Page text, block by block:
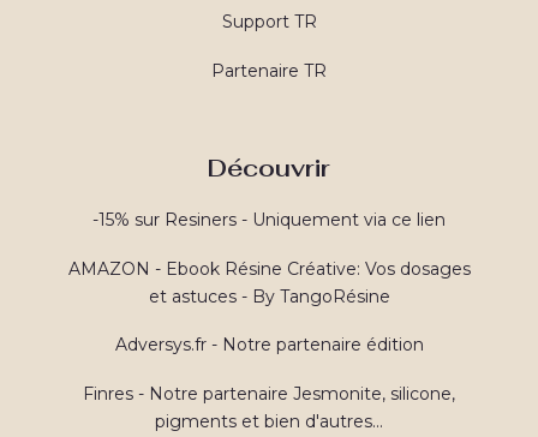
Support TR
Partenaire TR
Découvrir
-15% sur Resiners - Uniquement via ce lien
AMAZON - Ebook Résine Créative: Vos dosages
et astuces - By TangoRésine
Adversys.fr - Notre partenaire édition
Finres - Notre partenaire Jesmonite, silicone,
pigments et bien d'autres...